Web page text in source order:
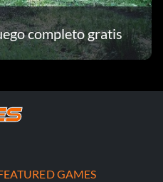
completo gratis
GAMES